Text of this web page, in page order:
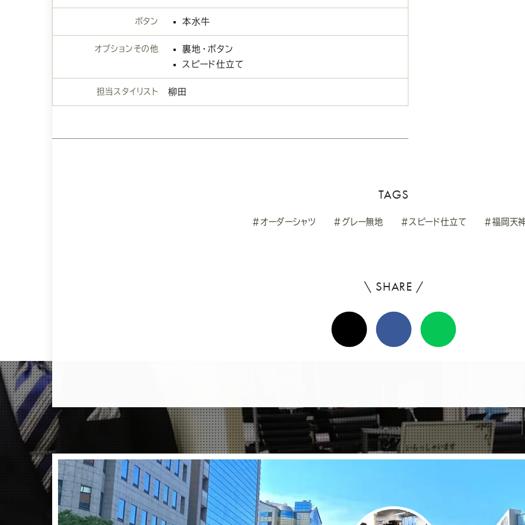
ボタン 本水牛
オプションその他
裏地・ボタン
スピード仕立て
担当スタイリスト 柳田
TAGS
#オーダーシャツ #グレー無地 #スピード仕立て #福岡天
\ SHARE /
ろ
け
ェ
ア
X(Twitter)FacebookLine